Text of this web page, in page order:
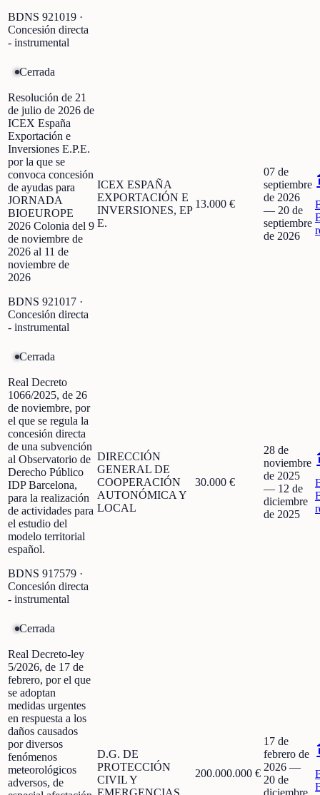
BDNS 921019 ·
Concesión directa
- instrumental
Cerrada
Resolución de 21
de julio de 2026 de
ICEX España
Exportación e
Inversiones E.P.E.
por la que se
convoca concesión
de ayudas para
JORNADA
BIOEUROPE
2026 Colonia del 9
de noviembre de
2026 al 11 de
noviembre de
2026
BDNS 921017 ·
Concesión directa
- instrumental
ICEX ESPAÑA
EXPORTACIÓN E
INVERSIONES, EP
E.
13.000 €
07 de
septiembre
de 2026
— 20 de
septiembre
de 2026
Cerrada
Real Decreto
1066/2025, de 26
de noviembre, por
el que se regula la
concesión directa
de una subvención
al Observatorio de
Derecho Público
IDP Barcelona,
para la realización
de actividades para
el estudio del
modelo territorial
español.
BDNS 917579 ·
Concesión directa
- instrumental
DIRECCIÓN
GENERAL DE
COOPERACIÓN
AUTONÓMICA Y
LOCAL
30.000 €
28 de
noviembre
de 2025
— 12 de
diciembre
de 2025
Cerrada
Real Decreto-ley
5/2026, de 17 de
febrero, por el que
se adoptan
medidas urgentes
en respuesta a los
daños causados
por diversos
fenómenos
meteorológicos
adversos, de
D.G. DE
PROTECCIÓN
CIVIL Y
200.000.000 €
17 de
febrero de
2026 —
20 de